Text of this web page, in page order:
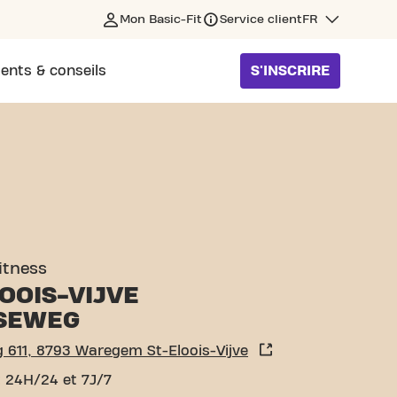
Mon Basic-Fit Service client FR
& conseils S'INSCRIRE
ELOOIS-VIJVE
VIJVE
611, 8793 Waregem St-Eloois-Vijve
24H/24 et 7J/7